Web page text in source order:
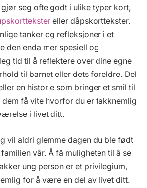
seg ofte godt i ulike typer kort,
eller dåpskorttekster.
tanker og refleksjoner i et
den enda mer spesiell og
tid til å reflektere over dine egne
til barnet eller dets foreldre. Del
en historie som bringer et smil til
få vite hvorfor du er takknemlig
i livet ditt.
vil aldri glemme dagen du ble født
vår. Å få muligheten til å se
ung person er et privilegium,
for å være en del av livet ditt.